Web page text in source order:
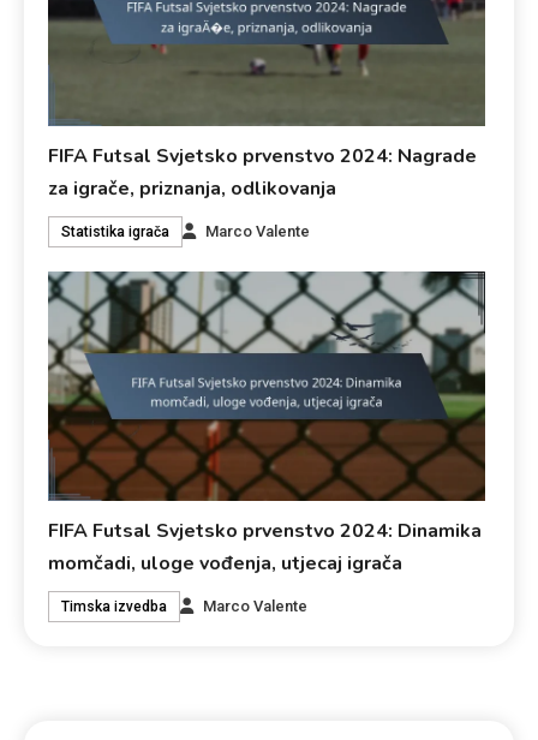
FIFA Futsal Svjetsko prvenstvo 2024: Nagrade
za igrače, priznanja, odlikovanja
Statistika igrača Marco Valente
FIFA Futsal Svjetsko prvenstvo 2024: Dinamika
momčadi, uloge vođenja, utjecaj igrača
Timska izvedba Marco Valente